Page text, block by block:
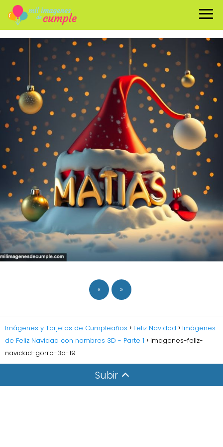
« »
Imágenes y Tarjetas de Cumpleaños Feliz Navidad
Imágenes
de Feliz Navidad con nombres 3D - Parte 1
imagenes-feliz-
navidad-gorro-3d-19
Subir